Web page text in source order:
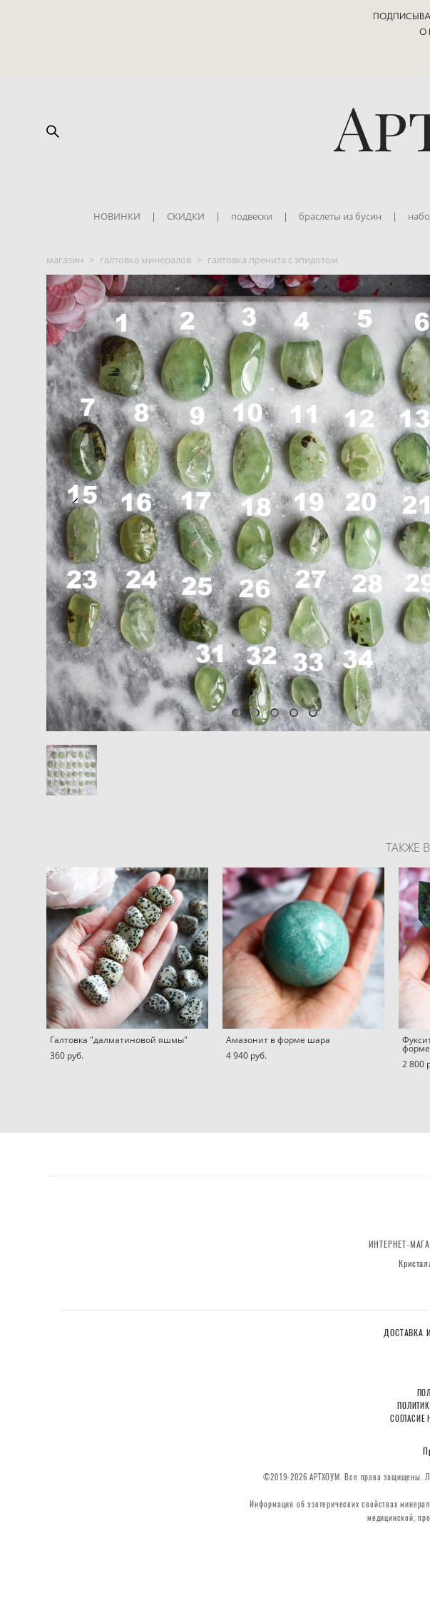
О
НОВИНКИ | СКИДКИ | подвески | браслеты из бусин |
магазин > галтовка минералов > галтовка пренита с эпидотом
ТАКЖЕ
Галтовка "далматиновой яшмы"
360 pуб.
Амазонит в форме шара
4 940 pуб.
форме
2 800
ИНТЕРНЕТ-
ДОСТАВКА
СОГЛАСИЕ
©2019-2026 АРТХОУМ. Все права защищены.
Информация об эзотерических свойствах
медицинской,